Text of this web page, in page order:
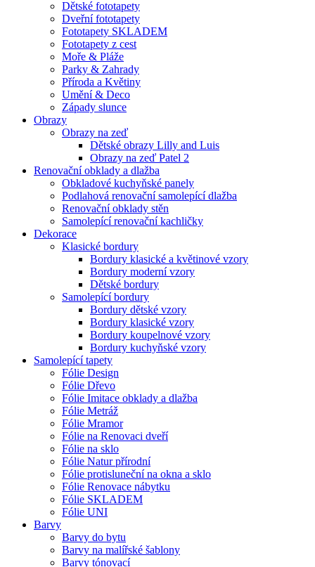
Dětské fototapety
Dveřní fototapety
Fototapety SKLADEM
Fototapety z cest
Moře & Pláže
Parky & Zahrady
Příroda a Květiny
Umění & Deco
Západy slunce
Obrazy
Obrazy na zeď
Dětské obrazy Lilly and Luis
Obrazy na zeď Patel 2
Renovační obklady a dlažba
Obkladové kuchyňské panely
Podlahová renovační samolepící dlažba
Renovační obklady stěn
Samolepící renovační kachličky
Dekorace
Klasické bordury
Bordury klasické a květinové vzory
Bordury moderní vzory
Dětské bordury
Samolepící bordury
Bordury dětské vzory
Bordury klasické vzory
Bordury koupelnové vzory
Bordury kuchyňské vzory
Samolepící tapety
Fólie Design
Fólie Dřevo
Fólie Imitace obklady a dlažba
Fólie Metráž
Fólie Mramor
Fólie na Renovaci dveří
Fólie na sklo
Fólie Natur přírodní
Fólie protisluneční na okna a sklo
Fólie Renovace nábytku
Fólie SKLADEM
Fólie UNI
Barvy
Barvy do bytu
Barvy na malířské šablony
Barvy tónovací